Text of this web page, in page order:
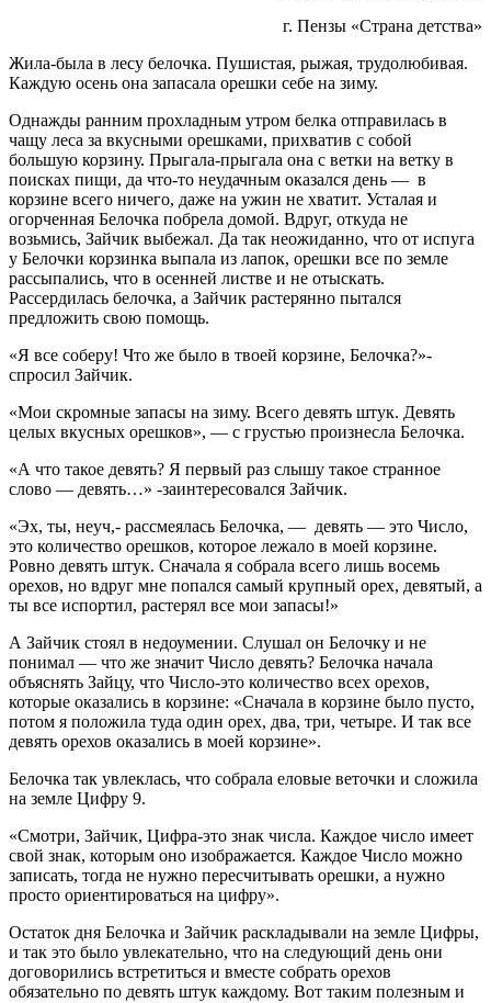
г. Пензы «Страна детства»
Жила-была в лесу белочка. Пушистая, рыжая, трудолюбивая.
Каждую осень она запасала орешки себе на зиму.
Однажды ранним прохладным утром белка отправилась в
чащу леса за вкусными орешками, прихватив с собой
большую корзину. Прыгала-прыгала она с ветки на ветку в
поисках пищи, да что-то неудачным оказался день — в
корзине всего ничего, даже на ужин не хватит. Усталая и
огорченная Белочка побрела домой. Вдруг, откуда не
возьмись, Зайчик выбежал. Да так неожиданно, что от испуга
у Белочки корзинка выпала из лапок, орешки все по земле
рассыпались, что в осенней листве и не отыскать.
Рассердилась белочка, а Зайчик растерянно пытался
предложить свою помощь.
«Я все соберу! Что же было в твоей корзине, Белочка?»-
спросил Зайчик.
«Мои скромные запасы на зиму. Всего девять штук. Девять
целых вкусных орешков», — с грустью произнесла Белочка.
«А что такое девять? Я первый раз слышу такое странное
слово — девять…» -заинтересовался Зайчик.
«Эх, ты, неуч,- рассмеялась Белочка, — девять — это Число,
это количество орешков, которое лежало в моей корзине.
Ровно девять штук. Сначала я собрала всего лишь восемь
орехов, но вдруг мне попался самый крупный орех, девятый, а
ты все испортил, растерял все мои запасы!»
А Зайчик стоял в недоумении. Слушал он Белочку и не
понимал — что же значит Число девять? Белочка начала
объяснять Зайцу, что Число-это количество всех орехов,
которые оказались в корзине: «Сначала в корзине было пусто,
потом я положила туда один орех, два, три, четыре. И так все
девять орехов оказались в моей корзине».
Белочка так увлеклась, что собрала еловые веточки и сложила
на земле Цифру 9.
«Смотри, Зайчик, Цифра-это знак числа. Каждое число имеет
свой знак, которым оно изображается. Каждое Число можно
записать, тогда не нужно пересчитывать орешки, а нужно
просто ориентироваться на цифру».
Остаток дня Белочка и Зайчик раскладывали на земле Цифры,
и так это было увлекательно, что на следующий день они
договорились встретиться и вместе собрать орехов
обязательно по девять штук каждому. Вот таким полезным и